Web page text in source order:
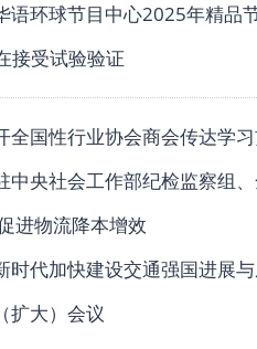
语环球节目中心2025年精品
接受试验验证
全国性行业协会商会传达学
中央社会工作部纪检监察组
进物流降本增效
时代加快建设交通强国进展
扩大）会议